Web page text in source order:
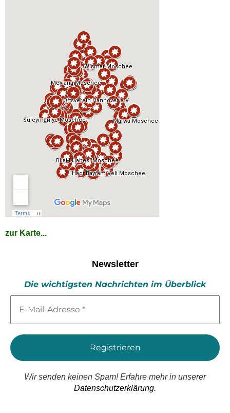
zur Karte...
Newsletter
Die wichtigsten Nachrichten im Überblick
Mail-
*
Wir senden keinen Spam! Erfahre mehr in unserer
Datenschutzerklärung.